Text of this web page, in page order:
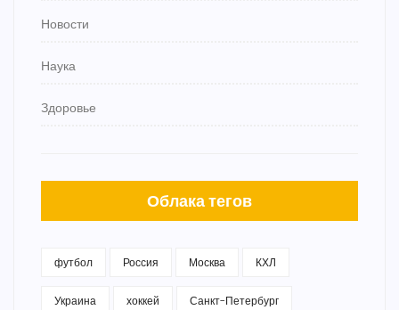
Новости
Наука
Здоровье
Облака тегов
футбол Россия Москва КХЛ
Украина хоккей Санкт-Петербург